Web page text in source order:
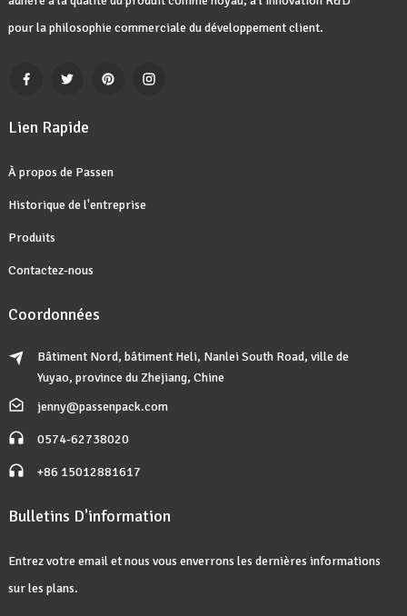
pour la philosophie commerciale du développement client.
Lien Rapide
À propos de Passen
Historique de l'entreprise
Produits
Contactez-nous
Coordonnées
Bâtiment Nord, bâtiment Heli, Nanlei South Road, ville de
Yuyao, province du Zhejiang, Chine
jenny@passenpack.com
0574-62738020
+86 15012881617
Bulletins D'information
Entrez votre email et nous vous enverrons les dernières informations
sur les plans.